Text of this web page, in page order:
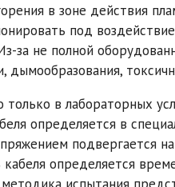
в зоне действия
под
за не полной
дымообразования,
в лабораторных
определяется в
подвергается
определяется